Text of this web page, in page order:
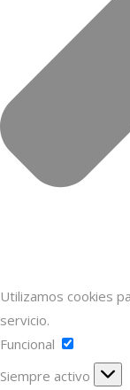
Utilizamos cookies
servicio.
Funcional
Funcional
Siempre activo